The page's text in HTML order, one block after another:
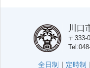
川口
〒333-
Tel
全日制 ｜ 定時制 ｜